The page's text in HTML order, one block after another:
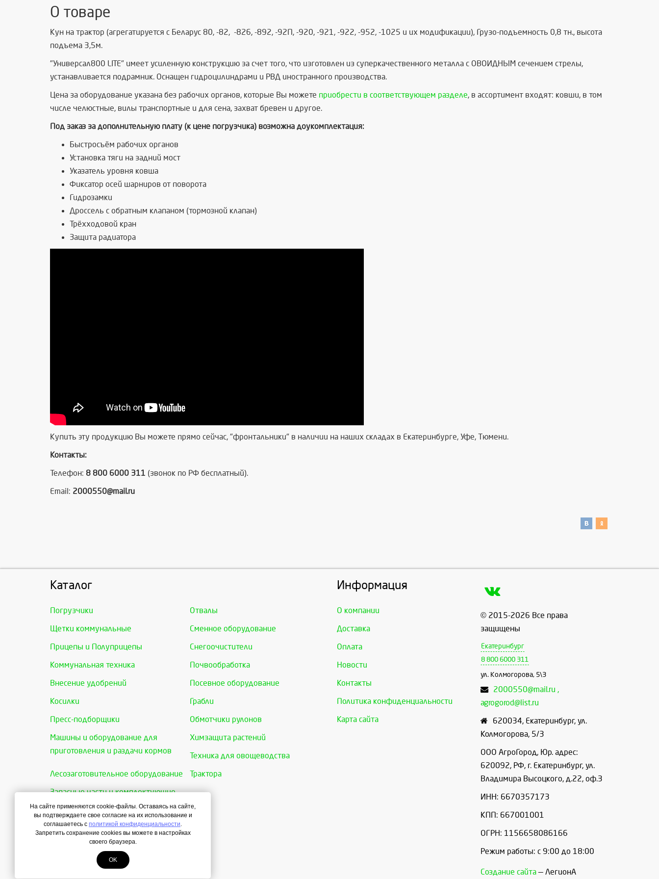
О товаре
Кун на трактор (агрегатируется с Беларус 80, -82, -826, -892, -92П, -920, -921, -922, -952, -1025 и их модификации), Грузо-подъемность 0,8 тн., высота
подъема 3,5м.
"Универсал800 LITE" имеет усиленную конструкцию за счет того, что изготовлен из суперкачественного металла с ОВОИДНЫМ сечением стрелы,
устанавливается подрамник. Оснащен гидроцилиндрами и РВД иностранного производства.
Цена за оборудование указана без рабочих органов, которые Вы можете приобрести в соответствующем разделе, в ассортимент входят: ковши, в том
числе челюстные, вилы транспортные и для сена, захват бревен и другое.
Под заказ за дополнительную плату (к цене погрузчика) возможна доукомплектация:
Быстросъём рабочих органов
Установка тяги на задний мост
Указатель уровня ковша
Фиксатор осей шарниров от поворота
Гидрозамки
Дроссель с обратным клапаном (тормозной клапан)
Трёхходовой кран
Защита радиатора
Купить эту продукцию Вы можете прямо сейчас, "фронтальники" в наличии на наших складах в Екатеринбурге, Уфе, Тюмени.
Контакты:
Телефон: 8 800 6000 311 (звонок по РФ бесплатный).
Email: 2000550@mail.ru
Каталог
Погрузчики Отвалы
Щетки коммунальные Сменное оборудование
Прицепы и Полуприцепы Снегоочистители
Коммунальная техника Почвообработка
Внесение удобрений Посевное оборудование
Косилки Грабли
Пресс-подборщики Обмотчики рулонов
Машины и оборудование для
приготовления и раздачи кормов
Химзащита растений
Техника для овощеводства
Лесозаготовительное оборудование Трактора
Запасные части и комплектующие
Информация
О компании
Доставка
Оплата
Новости
Контакты
Политика конфиденциальности
Карта сайта
© 2015-2026 Все права
защищены
Екатеринбург
8 800 6000 311
ул. Колмогорова, 5\3
2000550@mail.ru ,
agrogorod@list.ru
620034, Екатеринбург, ул.
Колмогорова, 5/3
ООО АгроГород, Юр. адрес:
620092, РФ, г. Екатеринбург, ул.
Владимира Высоцкого, д.22, оф.3
ИНН: 6670357173
КПП: 667001001
ОГРН: 1156658086166
Режим работы: с 9:00 до 18:00
Создание сайта— ЛегионА
На сайте применяются cookie-файлы. Оставаясь на сайте,
вы подтверждаете свое согласие на их использование и
соглашаетесь с политикой конфиденциальности.
Запретить сохранение cookies вы можете в настройках
своего браузера.
OK